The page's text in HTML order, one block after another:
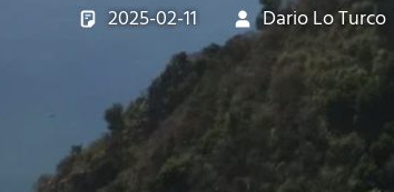
2025-02-11 Dario Lo Turco